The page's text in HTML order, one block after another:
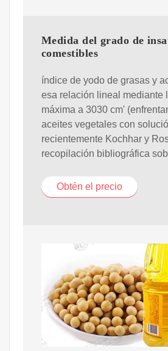
Medida del grado de
comestibles
índice de yodo de grasas y
esa relación lineal mediante
máxima a 3030 cm'
aceites vegetales con
recientemente Kochhar y
recopilación bibliográfica
Obtén el precio